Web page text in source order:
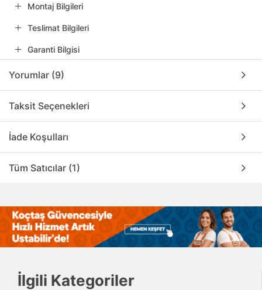
Montaj Bilgileri
Teslimat Bilgileri
Garanti Bilgisi
Yorumlar (9)
Taksit Seçenekleri
İade Koşulları
Tüm Satıcılar (1)
İlgili Kategoriler